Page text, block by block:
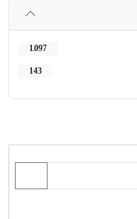
1,097
143